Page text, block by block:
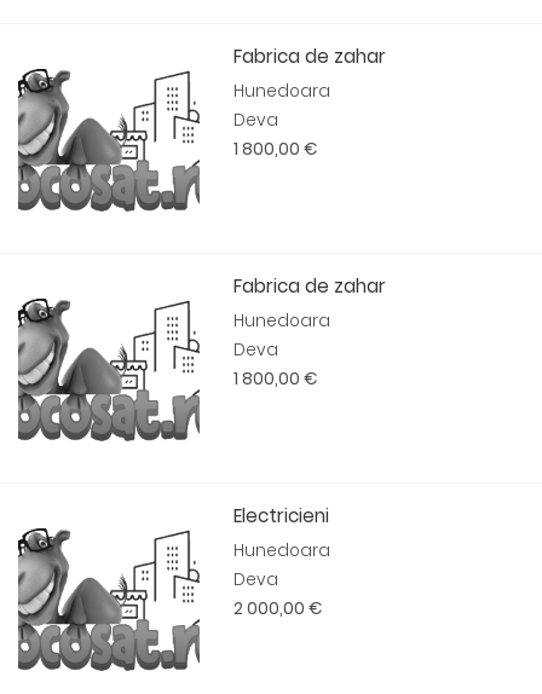
Fabrica de zahar
Hunedoara
Deva
1 800,00 €
Fabrica de zahar
Hunedoara
Deva
1 800,00 €
Electricieni
Hunedoara
Deva
2 000,00 €